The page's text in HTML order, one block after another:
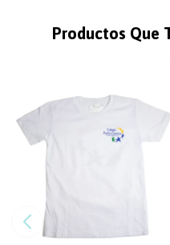
Productos Que